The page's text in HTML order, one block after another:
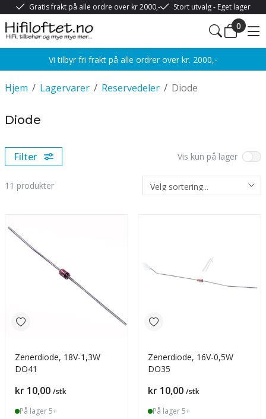
Gratis frakt på alle ordre over kr 2000,- Stort utvalg - Eget lager
0
Vi tilbyr fri frakt på alle ordrer over kr. 2000,-
/
Hjem /
Lagervarer /
Reservedeler Diode
Diode
Filter Vis kun på lager
11 produkter
Zenerdiode, 18V-1,3W
DO41
Pris
kr 10,00 /stk
På lager 5+
Zenerdiode, 16V-0,5W
DO35
Pris
kr 10,00 /stk
På lager 5+